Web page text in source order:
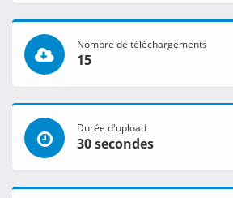
Nombre de téléchargements
15
Durée d'upload
30 secondes